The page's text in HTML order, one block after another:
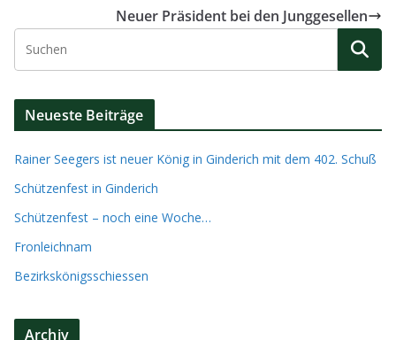
Neuer Präsident bei den Junggesellen
Neueste Beiträge
Rainer Seegers ist neuer König in Ginderich mit dem 402. Schuß
Schützenfest in Ginderich
Schützenfest – noch eine Woche…
Fronleichnam
Bezirkskönigsschiessen
Archiv